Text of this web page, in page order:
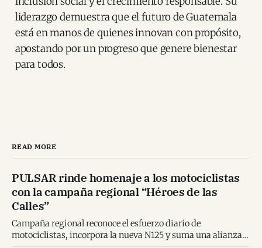
liderazgo demuestra que el futuro de Guatemala
está en manos de quienes innovan con propósito,
apostando por un progreso que genere bienestar
para todos.
READ MORE
PULSAR rinde homenaje a los motociclistas
con la campaña regional “Héroes de las
Calles”
Campaña regional reconoce el esfuerzo diario de
motociclistas, incorpora la nueva N125 y suma una alianza